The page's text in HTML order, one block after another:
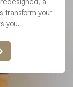
transform your
you.